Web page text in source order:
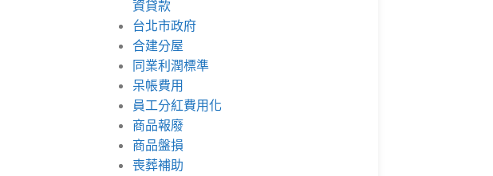
資貸款
台北市政府
合建分屋
同業利潤標準
呆帳費用
員工分紅費用化
商品報廢
商品盤損
喪葬補助